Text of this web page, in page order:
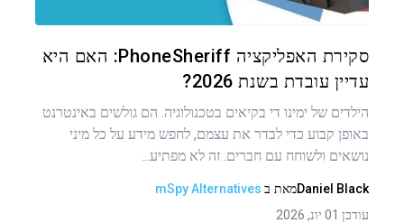
סקירת האפליקציה PhoneSheriff: האם היא
עדיין עובדת בשנת 2026?
הילדים של ימינו די בקיאים בטכנולוגיה. הם גולשים באינטרנט
באופן קבוע כדי לבדר את עצמם, לחפש מידע על כל מיני
נושאים ולשוחח עם חברים. זה לא מפתיע...
Daniel Blackמאת ב mSpy Alternatives
עודכן 01 יונ, 2026